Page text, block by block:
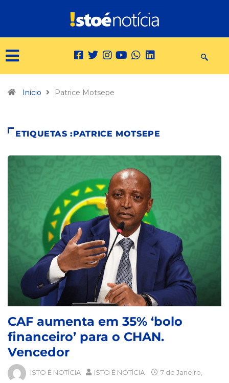
Início Patrice Motsepe
ETIQUETAS :PATRICE MOTSEPE
CAF aumenta em 35% ‘bolo
financeiro’ para o CHAN.
Vencedor
ISTO É NOTÍCIA ISTO É NOTÍCIA
7 de Janeiro,